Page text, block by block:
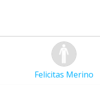
Felicitas Merino